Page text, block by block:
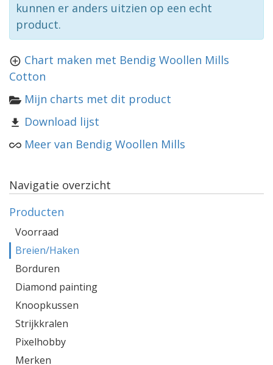
kunnen er anders uitzien op een echt
product.
Chart maken met Bendig Woollen Mills
Cotton
Mijn charts met dit product
Download lijst
Meer van Bendig Woollen Mills
Navigatie overzicht
Producten
Voorraad
Breien/Haken
Borduren
Diamond painting
Knoopkussen
Strijkkralen
Pixelhobby
Merken